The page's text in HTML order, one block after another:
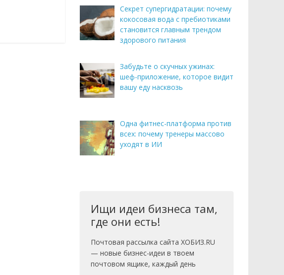
Секрет супергидратации: почему
кокосовая вода с пребиотиками
становится главным трендом
здорового питания
Забудьте о скучных ужинах:
шеф-приложение, которое видит
вашу еду насквозь
Одна фитнес-платформа против
всех: почему тренеры массово
уходят в ИИ
Ищи идеи бизнеса там,
где они есть!
Почтовая рассылка сайта ХОБИЗ.RU
— новые бизнес-идеи в твоем
почтовом ящике, каждый день